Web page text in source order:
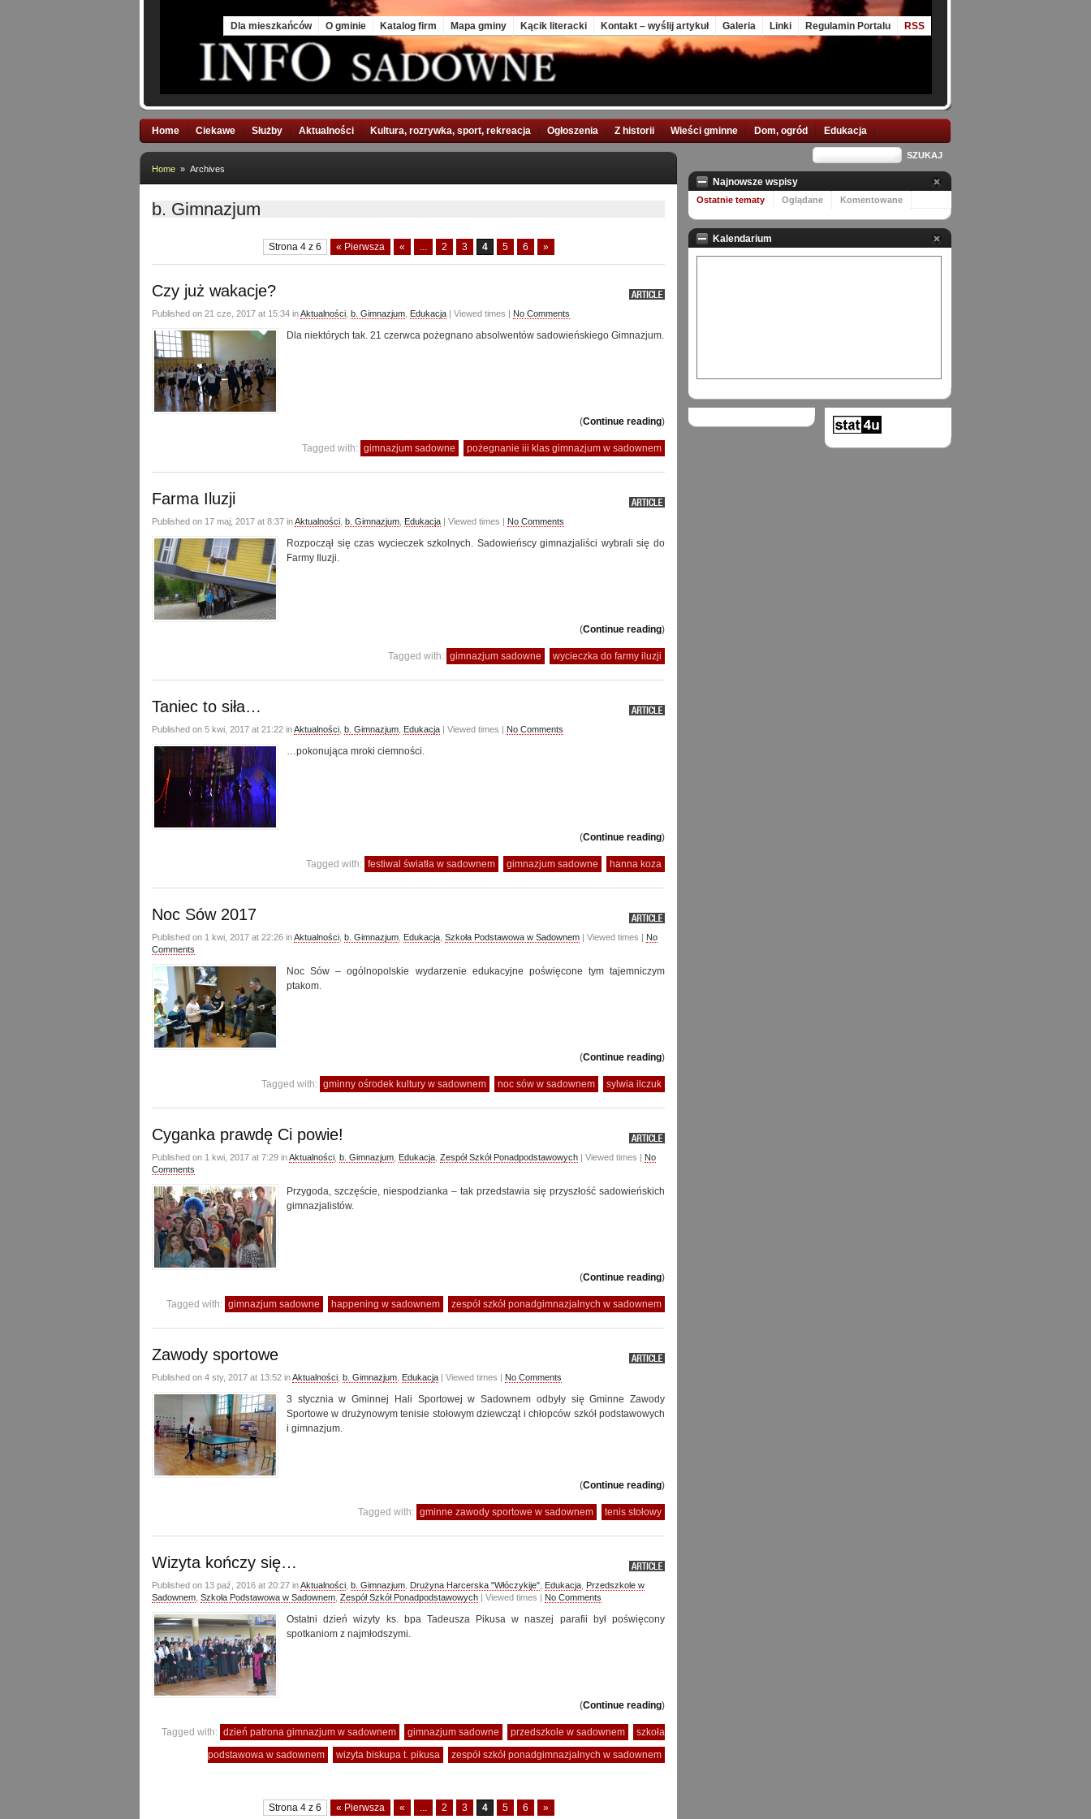
Dla mieszkańców O gminie Katalog firm Mapa gminy Kącik literacki Kontakt – wyślij artykuł Galeria Linki Regulamin Portalu RSS
Home Ciekawe Służby Aktualności Kultura, rozrywka, sport, rekreacja Ogłoszenia Z historii Wieści gminne Dom, ogród Edukacja
Home » Archives
b. Gimnazjum
Strona 4 z 6 « Pierwsza « ... 2 3 4 5 6 »
Czy już wakacje?
Published on 21 cze, 2017 at 15:34 inAktualności b. Gimnazjum Edukacja | Viewed times | No Comments
Dla niektórych tak. 21 czerwca pożegnano absolwentów sadowieńskiego Gimnazjum.
(Continue reading)
Tagged with: gimnazjum sadowne pożegnanie iii klas gimnazjum w sadownem
Farma Iluzji
Published on 17 maj, 2017 at 8:37 inAktualności b. Gimnazjum Edukacja | Viewed times | No Comments
Rozpoczął się czas wycieczek szkolnych. Sadowieńscy gimnazjaliści wybrali się do
Farmy Iluzji.
(Continue reading)
Tagged with: gimnazjum sadowne wycieczka do farmy iluzji
Taniec to siła…
Published on 5 kwi, 2017 at 21:22 inAktualności b. Gimnazjum Edukacja | Viewed times | No Comments
…pokonująca mroki ciemności.
(Continue reading)
Tagged with: festiwal światła w sadownem gimnazjum sadowne hanna koza
Noc Sów 2017
Published on 1 kwi, 2017 at 22:26 inAktualności b. Gimnazjum Edukacja Szkoła Podstawowa w Sadownem | Viewed times | No
Comments
Noc Sów – ogólnopolskie wydarzenie edukacyjne poświęcone tym tajemniczym
ptakom.
(Continue reading)
Tagged with: gminny ośrodek kultury w sadownem noc sów w sadownem sylwia ilczuk
Cyganka prawdę Ci powie!
Published on 1 kwi, 2017 at 7:29 inAktualności b. Gimnazjum Edukacja Zespół Szkół Ponadpodstawowych | Viewed times | No
Comments
Przygoda, szczęście, niespodzianka – tak przedstawia się przyszłość sadowieńskich
gimnazjalistów.
(Continue reading)
Tagged with: gimnazjum sadowne happening w sadownem zespół szkół ponadgimnazjalnych w sadownem
Zawody sportowe
Published on 4 sty, 2017 at 13:52 inAktualności b. Gimnazjum Edukacja | Viewed times | No Comments
3 stycznia w Gminnej Hali Sportowej w Sadownem odbyły się Gminne Zawody
Sportowe w drużynowym tenisie stołowym dziewcząt i chłopców szkół podstawowych
i gimnazjum.
(Continue reading)
Tagged with: gminne zawody sportowe w sadownem tenis stołowy
Wizyta kończy się…
Published on 13 paź, 2016 at 20:27 inAktualności b. Gimnazjum Drużyna Harcerska "Włóczykije" Edukacja Przedszkole w
Sadownem Szkoła Podstawowa w Sadownem Zespół Szkół Ponadpodstawowych | Viewed times | No Comments
Ostatni dzień wizyty ks. bpa Tadeusza Pikusa w naszej parafii był poświęcony
spotkaniom z najmłodszymi.
(Continue reading)
Tagged with: dzień patrona gimnazjum w sadownem gimnazjum sadowne przedszkole w sadownem
szkoła
podstawowa w sadownem
wizyta biskupa t. pikusa zespół szkół ponadgimnazjalnych w sadownem
Strona 4 z 6 « Pierwsza « ... 2 3 4 5 6 »
Najnowsze wspisy
Ostatnie tematy Oglądane Komentowane
Kalendarium